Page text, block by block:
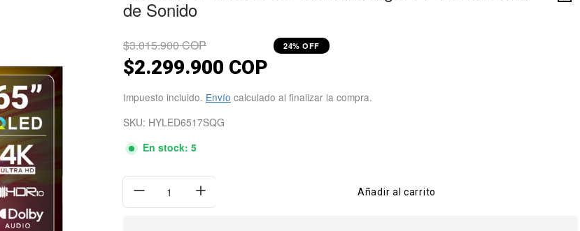
de Sonido
$2.299.900 COP
$3.015.900 COP 24% OFF
Impuesto incluido. Envío calculado al finalizar la compra.
SKU: HYLED6517SQG
En stock: 5
Cantidad:
Añadir al carrito